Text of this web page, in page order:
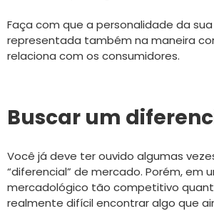
Faça com que a personalidade da
representada também na maneira
relaciona com os consumidores.
Buscar um
Você já deve ter ouvido algumas
“diferencial” de mercado. Porém, em
mercadológico tão competitivo
realmente difícil encontrar algo que